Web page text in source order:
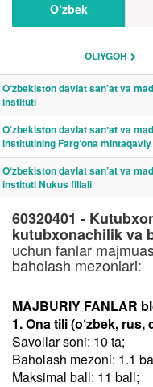
O‘zbek
OLIYGOH
O‘zbekiston davlat san’at va
instituti
O‘zbekiston davlat sanʼat va
institutining Farg‘ona
O‘zbekiston davlat san’at va
instituti Nukus filiali
60320401 -
kutubxonachilik va
uchun fanlar
baholash mezonlari:
MAJBURIY FANLAR
1. Ona tili (o‘zbek,
Savollar soni: 10 ta;
Baholash mezoni: 1.1
Maksimal ball: 11 ball;